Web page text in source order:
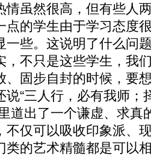
情虽然很高，但有些人
点的学生由于学习态度
一些。这说明了什么问
，不只是这些学生，我
、固步自封的时候，要
说“三人行，必有我师；
道出了一个谦虚、求真
不仅可以吸收印象派、
类的艺术精髓都是可以